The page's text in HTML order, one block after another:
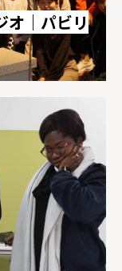
オ｜パビリ